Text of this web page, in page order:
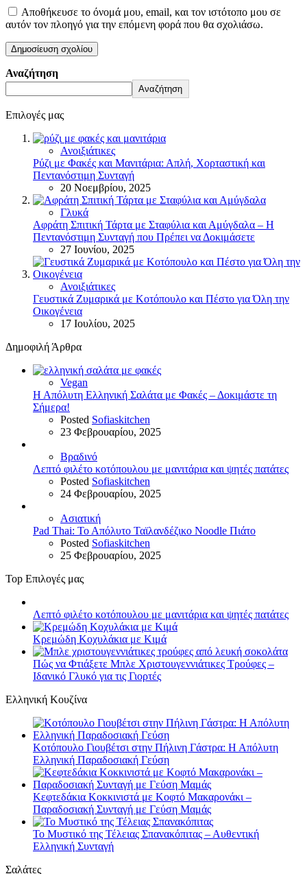
Αποθήκευσε το όνομά μου, email, και τον ιστότοπο μου σε
αυτόν τον πλοηγό για την επόμενη φορά που θα σχολιάσω.
Αναζήτηση
Αναζήτηση
Επιλογές μας
Ανοιξιάτικες
Ρύζι με Φακές και Μανιτάρια: Απλή, Χορταστική και
Πεντανόστιμη Συνταγή
20 Νοεμβρίου, 2025
Γλυκά
Αφράτη Σπιτική Τάρτα με Σταφύλια και Αμύγδαλα – Η
Πεντανόστιμη Συνταγή που Πρέπει να Δοκιμάσετε
27 Ιουνίου, 2025
Ανοιξιάτικες
Γευστικά Ζυμαρικά με Κοτόπουλο και Πέστο για Όλη την
Οικογένεια
17 Ιουλίου, 2025
Δημοφιλή Άρθρα
Vegan
Η Απόλυτη Ελληνική Σαλάτα με Φακές – Δοκιμάστε τη
Σήμερα!
Posted Sofiaskitchen
23 Φεβρουαρίου, 2025
Βραδινό
Λεπτό φιλέτο κοτόπουλου με μανιτάρια και ψητές πατάτες
Posted Sofiaskitchen
24 Φεβρουαρίου, 2025
Ασιατική
Pad Thai: Το Απόλυτο Ταϊλανδέζικο Noodle Πιάτο
Posted Sofiaskitchen
25 Φεβρουαρίου, 2025
Top Επιλογές μας
Λεπτό φιλέτο κοτόπουλου με μανιτάρια και ψητές πατάτες
Κρεμώδη Κοχυλάκια με Κιμά
Πώς να Φτιάξετε Μπλε Χριστουγεννιάτικες Τρούφες –
Ιδανικό Γλυκό για τις Γιορτές
Ελληνική Κουζίνα
Κοτόπουλο Γιουβέτσι στην Πήλινη Γάστρα: Η Απόλυτη
Ελληνική Παραδοσιακή Γεύση
Κεφτεδάκια Κοκκινιστά με Κοφτό Μακαρονάκι –
Παραδοσιακή Συνταγή με Γεύση Μαμάς
Το Μυστικό της Τέλειας Σπανακόπιτας – Αυθεντική
Ελληνική Συνταγή
Σαλάτες